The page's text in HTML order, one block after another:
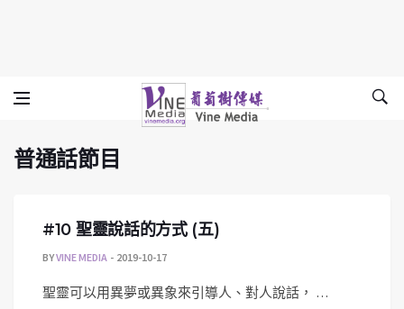
普通話節目
Vine Media
葡萄樹傳媒
普通話節目
#10 聖靈說話的方式 (五)
BYVINE MEDIA 2019-10-17
聖靈可以用異夢或異象來引導人、對人說話， …